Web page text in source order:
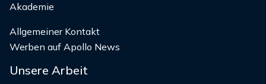
Akademie
Allgemeiner Kontakt
Werben auf Apollo News
Unsere Arbeit